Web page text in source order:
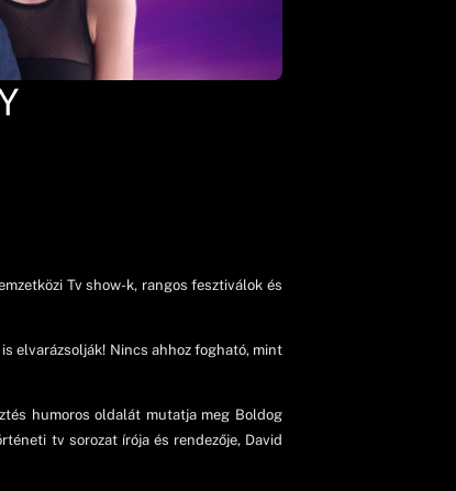
Tv show-k, rangos fesztiválok és
elvarázsolják! Nincs ahhoz fogható, mint
humoros oldalát mutatja meg Boldog
tv sorozat írója és rendezője, David